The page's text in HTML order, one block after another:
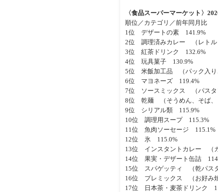
〈食品スーパーマーケット〉
順位／カテゴリ／前年同月比
1位 デザートの素 141.9%
2位 調理済みカレー （レトル
3位 紅茶ドリンク 132.6%
4位 玩具菓子 130.9%
5位 米飯加工品 （パック入り
6位 マヨネーズ 119.4%
7位 ソースミックス （パスタ
8位 乾麺 （そうめん、そば、
9位 シリアル類 115.9%
10位 調理用スープ 115.3%
11位 魚肉ソーセージ 115.1%
12位 氷 115.0%
13位 インスタントカレー （
14位 果実・デザート缶詰
15位 スパゲッティ （乾パス
16位 プレミックス （お好み
17位 日本茶・麦茶ドリンク